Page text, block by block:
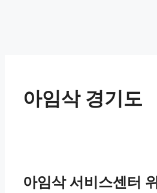
아임삭 경기도
아임삭 서비스센터 위